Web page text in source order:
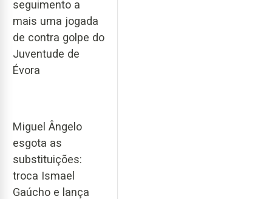
seguimento a
mais uma jogada
de contra golpe do
Juventude de
Évora
Miguel Ângelo
esgota as
substituições:
troca Ismael
Gaúcho e lança